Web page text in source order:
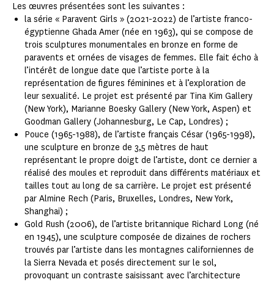
Les œuvres présentées sont les suivantes :
la série « Paravent Girls » (2021-2022) de l’artiste franco-
égyptienne Ghada Amer (née en 1963), qui se compose de
trois sculptures monumentales en bronze en forme de
paravents et ornées de visages de femmes. Elle fait écho à
l’intérêt de longue date que l’artiste porte à la
représentation de figures féminines et à l’exploration de
leur sexualité. Le projet est présenté par Tina Kim Gallery
(New York), Marianne Boesky Gallery (New York, Aspen) et
Goodman Gallery (Johannesburg, Le Cap, Londres) ;
Pouce (1965-1988), de l’artiste français César (1965-1998),
une sculpture en bronze de 3,5 mètres de haut
représentant le propre doigt de l’artiste, dont ce dernier a
réalisé des moules et reproduit dans différents matériaux et
tailles tout au long de sa carrière. Le projet est présenté
par Almine Rech (Paris, Bruxelles, Londres, New York,
Shanghai) ;
Gold Rush (2006), de l’artiste britannique Richard Long (né
en 1945), une sculpture composée de dizaines de rochers
trouvés par l’artiste dans les montagnes californiennes de
la Sierra Nevada et posés directement sur le sol,
provoquant un contraste saisissant avec l’architecture